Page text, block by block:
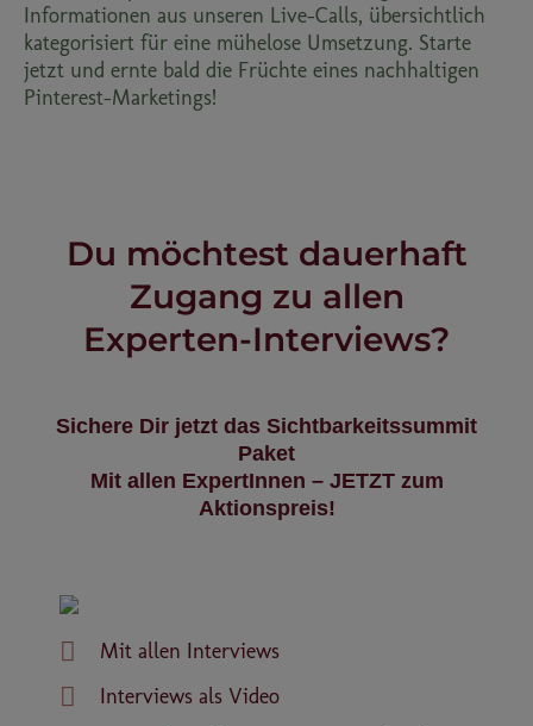
Informationen aus unseren Live-Calls, übersichtlich
kategorisiert für eine mühelose Umsetzung. Starte
jetzt und ernte bald die Früchte eines nachhaltigen
Pinterest-Marketings!
Du möchtest dauerhaft
Zugang zu allen
Experten-Interviews?
Sichere Dir jetzt das Sichtbarkeitssummit
Paket
Mit allen ExpertInnen – JETZT zum
Aktionspreis!
Mit allen Interviews
Interviews als Video